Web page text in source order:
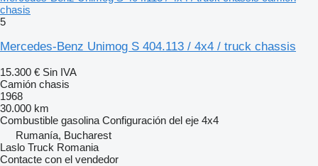
chasis
5
Mercedes-Benz Unimog S 404.113 / 4x4 / truck chassis
15.300 € Sin IVA
Camión chasis
1968
30.000 km
Combustible gasolina Configuración del eje 4x4
Rumanía, Bucharest
Laslo Truck Romania
Contacte con el vendedor